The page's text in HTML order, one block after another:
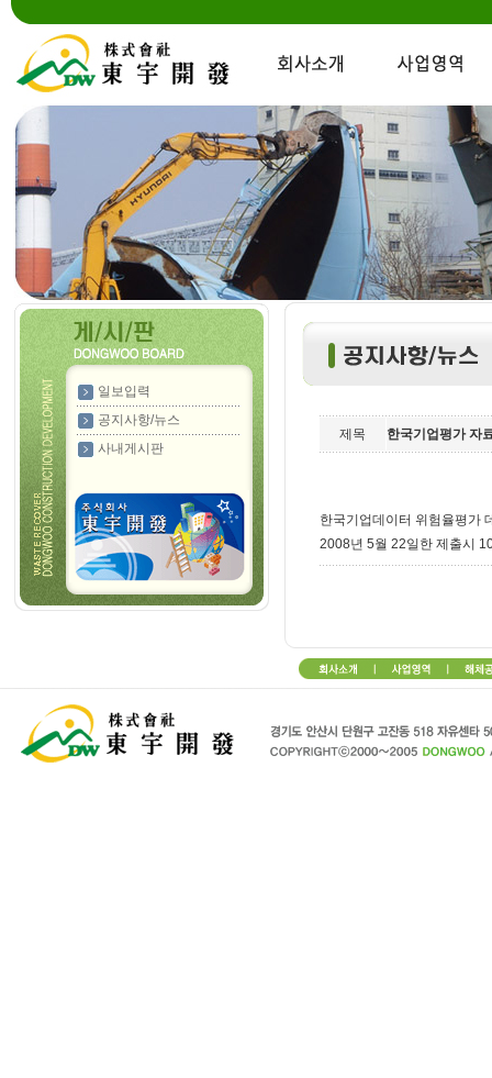
일보입력
공지사항/뉴스
사내게시판
제목 한국기업평가 자
한국기업데이터 위험율평가
2008년 5월 22일한 제출시